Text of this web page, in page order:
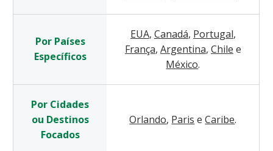
Por Países
Específicos
EUA, Canadá, Portugal,
França, Argentina, Chile e
México.
Por Cidades
ou Destinos
Focados
Orlando, Paris e Caribe.